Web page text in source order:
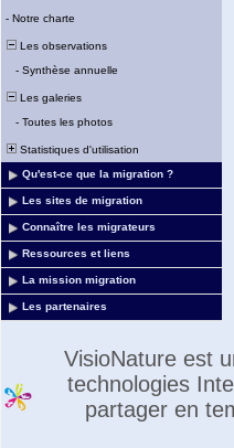
- Notre charte
Les observations
- Synthèse annuelle
Les galeries
- Toutes les photos
Statistiques d'utilisation
Qu'est-ce que la migration ?
Les sites de migration
Connaître les migrateurs
Ressources et liens
La mission migration
Les partenaires
VisioNature est
technologies
partager en